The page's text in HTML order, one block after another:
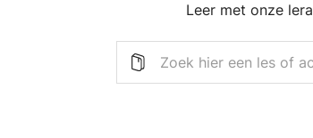
Leer met onze